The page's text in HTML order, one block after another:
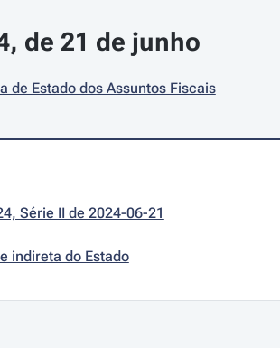
de 21 de junho
de Estado dos Assuntos Fiscais
Série II de 2024-06-21
indireta do Estado